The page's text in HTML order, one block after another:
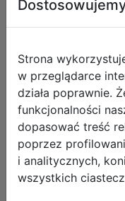
Strona
w przeglądarce
działa poprawnie.
funkcjonalności
dopasować treść
poprzez
i analitycznych,
wszystkich